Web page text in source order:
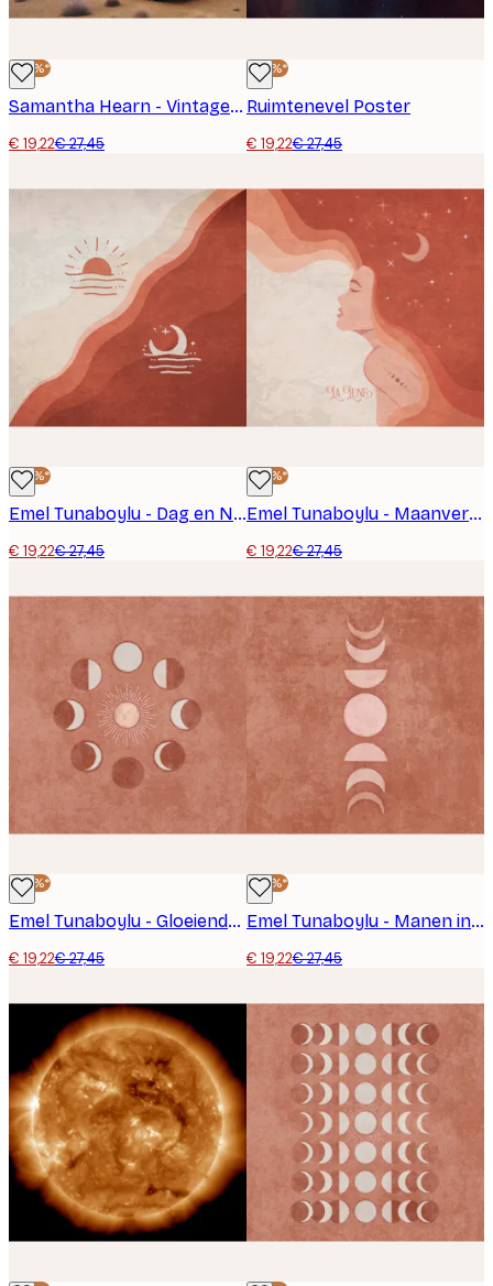
-30%*
Samantha Hearn - Vintage Auto Roze Woestijn Poster
€ 19,22€ 27,45
-30%*
Ruimtenevel Poster
€ 19,22€ 27,45
-30%*
Emel Tunaboylu - Dag en Nacht Harmonie Poster
€ 19,22€ 27,45
-30%*
Emel Tunaboylu - Maanverlichte Muze Poster
€ 19,22€ 27,45
-30%*
Emel Tunaboylu - Gloeiende Maanfasen Poster
€ 19,22€ 27,45
-30%*
Emel Tunaboylu - Manen in Volgorde Poster
€ 19,22€ 27,45